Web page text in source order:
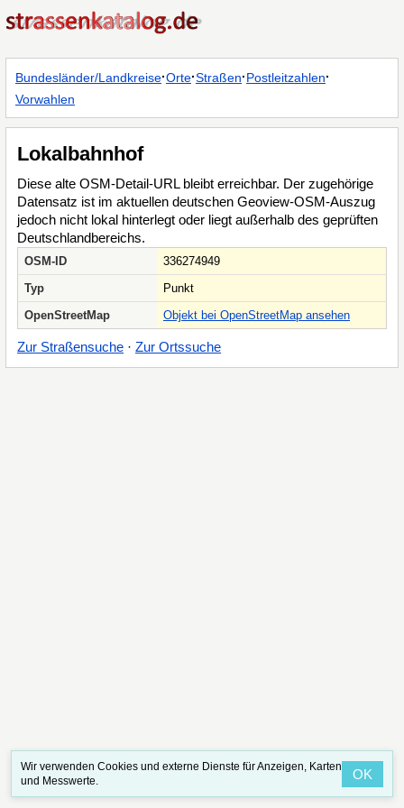
Bundesländer/Landkreise·Orte·Straßen·Postleitzahlen·
Vorwahlen
Lokalbahnhof
Diese alte OSM-Detail-URL bleibt erreichbar. Der zugehörige
Datensatz ist im aktuellen deutschen Geoview-OSM-Auszug
jedoch nicht lokal hinterlegt oder liegt außerhalb des geprüften
Deutschlandbereichs.
OSM-ID
336274949
Typ
Punkt
OpenStreetMap
Objekt bei OpenStreetMap ansehen
Zur Straßensuche · Zur Ortssuche
Wir verwenden Cookies und externe Dienste für Anzeigen, Karten
und Messwerte.
OK